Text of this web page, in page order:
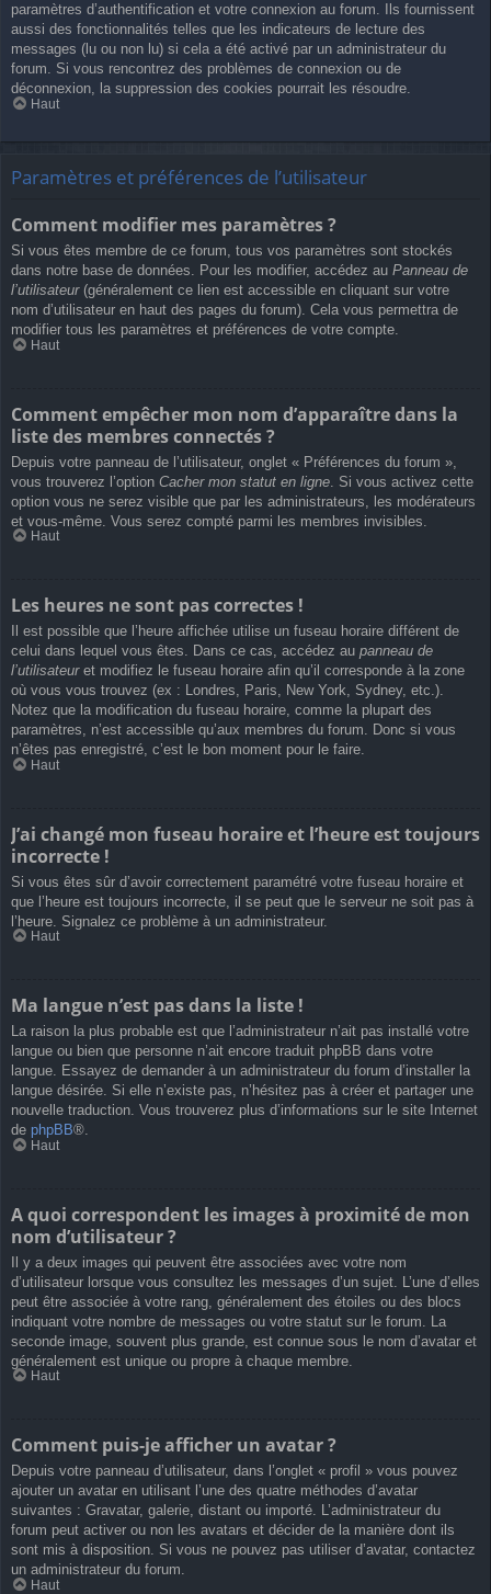
paramètres d’authentification et votre connexion au forum. Ils fournissent
aussi des fonctionnalités telles que les indicateurs de lecture des
messages (lu ou non lu) si cela a été activé par un administrateur du
forum. Si vous rencontrez des problèmes de connexion ou de
déconnexion, la suppression des cookies pourrait les résoudre.
Haut
Paramètres et préférences de l’utilisateur
Comment modifier mes paramètres ?
Si vous êtes membre de ce forum, tous vos paramètres sont stockés
dans notre base de données. Pour les modifier, accédez au Panneau de
l’utilisateur(généralement ce lien est accessible en cliquant sur votre
nom d’utilisateur en haut des pages du forum). Cela vous permettra de
modifier tous les paramètres et préférences de votre compte.
Haut
Comment empêcher mon nom d’apparaître dans la
liste des membres connectés ?
Depuis votre panneau de l’utilisateur, onglet « Préférences du forum »,
vous trouverez l’option Cacher mon statut en ligne . Si vous activez cette
option vous ne serez visible que par les administrateurs, les modérateurs
et vous-même. Vous serez compté parmi les membres invisibles.
Haut
Les heures ne sont pas correctes !
Il est possible que l’heure affichée utilise un fuseau horaire différent de
celui dans lequel vous êtes. Dans ce cas, accédez au panneau de
l’utilisateuret modifiez le fuseau horaire afin qu’il corresponde à la zone
où vous vous trouvez (ex : Londres, Paris, New York, Sydney, etc.).
Notez que la modification du fuseau horaire, comme la plupart des
paramètres, n’est accessible qu’aux membres du forum. Donc si vous
n’êtes pas enregistré, c’est le bon moment pour le faire.
Haut
J’ai changé mon fuseau horaire et l’heure est toujours
incorrecte !
Si vous êtes sûr d’avoir correctement paramétré votre fuseau horaire et
que l’heure est toujours incorrecte, il se peut que le serveur ne soit pas à
l’heure. Signalez ce problème à un administrateur.
Haut
Ma langue n’est pas dans la liste !
La raison la plus probable est que l’administrateur n’ait pas installé votre
langue ou bien que personne n’ait encore traduit phpBB dans votre
langue. Essayez de demander à un administrateur du forum d’installer la
langue désirée. Si elle n’existe pas, n’hésitez pas à créer et partager une
nouvelle traduction. Vous trouverez plus d’informations sur le site Internet
de phpBB®.
Haut
A quoi correspondent les images à proximité de mon
nom d’utilisateur ?
Il y a deux images qui peuvent être associées avec votre nom
d’utilisateur lorsque vous consultez les messages d’un sujet. L’une d’elles
peut être associée à votre rang, généralement des étoiles ou des blocs
indiquant votre nombre de messages ou votre statut sur le forum. La
seconde image, souvent plus grande, est connue sous le nom d’avatar et
généralement est unique ou propre à chaque membre.
Haut
Comment puis-je afficher un avatar ?
Depuis votre panneau d’utilisateur, dans l’onglet « profil » vous pouvez
ajouter un avatar en utilisant l’une des quatre méthodes d’avatar
suivantes : Gravatar, galerie, distant ou importé. L’administrateur du
forum peut activer ou non les avatars et décider de la manière dont ils
sont mis à disposition. Si vous ne pouvez pas utiliser d’avatar, contactez
un administrateur du forum.
Haut